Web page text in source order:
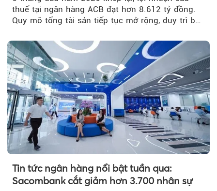
thuế tại ngân hàng ACB đạt hơn 8.612 tỷ đồng.
Quy mô tổng tài sản tiếp tục mở rộng, duy trì bộ
Tin tức ngân hàng nổi bật tuần qua:
Sacombank cắt giảm hơn 3.700 nhân sự